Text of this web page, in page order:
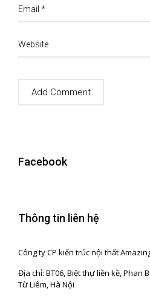
Email *
Website
Facebook
Thông tin liên hệ
Công ty CP kiến trúc nội thất
Địa chỉ: BT06, Biệt thự liền kề, Phan
Từ Liêm, Hà Nội